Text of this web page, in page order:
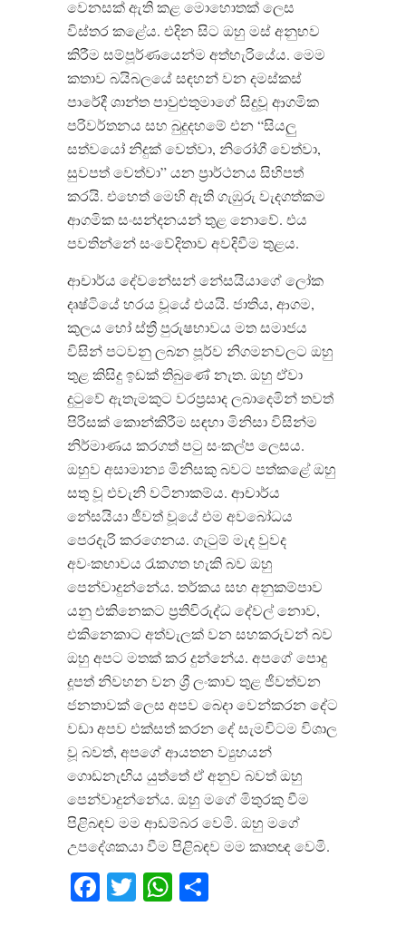
වෙනසක් ඇති කළ මොහොතක් ලෙස
විස්තර කළේය. එදින සිට ඔහු මස් අනුභව
කිරීම සම්පූර්ණයෙන්ම අත්හැරියේය. මෙම
කතාව බයිබලයේ සඳහන් වන දමස්කස්
පාරේදී ශාන්ත පාවුළුතුමාගේ සිදුවූ ආගමික
පරිවර්තනය සහ බුදුදහමේ එන “සියලු
සත්වයෝ නිදුක් වෙත්වා, නිරෝගී වෙත්වා,
සුවපත් වෙත්වා” යන ප්‍රාර්ථනය සිහිපත්
කරයි. එහෙත් මෙහි ඇති ගැඹුරු වැදගත්කම
ආගමික සංසන්දනයන් තුළ නොවේ. එය
පවතින්නේ සංවේදිතාව අවදිවීම තුළය.
ආචාර්ය දේවනේසන් නේසයියාගේ ලෝක
දෘෂ්ටියේ හරය වූයේ එයයි. ජාතිය, ආගම,
කුලය හෝ ස්ත්‍රී පුරුෂභාවය මත සමාජය
විසින් පටවනු ලබන පූර්ව නිගමනවලට ඔහු
තුළ කිසිදු ඉඩක් තිබුණේ නැත. ඔහු ඒවා
දුටුවේ ඇතැමකුට වරප්‍රසාද ලබාදෙමින් තවත්
පිරිසක් කොන්කිරීම සඳහා මිනිසා විසින්ම
නිර්මාණය කරගත් පටු සංකල්ප ලෙසය.
ඔහුව අසාමාන්‍ය මිනිසකු බවට පත්කළේ ඔහු
සතු වූ එවැනි වටිනාකම්ය. ආචාර්ය
නේසයියා ජීවත් වූයේ එම අවබෝධය
පෙරදැරි කරගෙනය. ගැටුම් මැද වුවද
අවංකභාවය රැකගත හැකි බව ඔහු
පෙන්වාදුන්නේය. තර්කය සහ අනුකම්පාව
යනු එකිනෙකට ප්‍රතිවිරුද්ධ දේවල් නොව,
එකිනෙකාට අත්වැලක් වන සහකරුවන් බව
ඔහු අපට මතක් කර දුන්නේය. අපගේ පොදු
දූපත් නිවහන වන ශ්‍රී ලංකාව තුළ ජීවත්වන
ජනතාවක් ලෙස අපව බෙදා වෙන්කරන දේට
වඩා අපව එක්සත් කරන දේ සැමවිටම විශාල
වූ බවත්, අපගේ ආයතන ව්‍යුහයන්
ගොඩනැඟිය යුත්තේ ඒ අනුව බවත් ඔහු
පෙන්වාදුන්නේය. ඔහු මගේ මිතුරකු වීම
පිළිබඳව මම ආඩම්බර වෙමි. ඔහු මගේ
උපදේශකයා වීම පිළිබඳව මම කෘතඥ වෙමි.
Facebook
TwitterWhatsApp